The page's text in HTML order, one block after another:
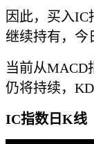
因此，买入
继续持有，今
当前从MACD
仍将持续，
IC指数日K线